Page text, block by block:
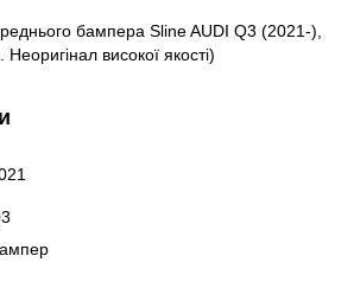
бампера Sline AUDI Q3 (2021-),
високої якості)